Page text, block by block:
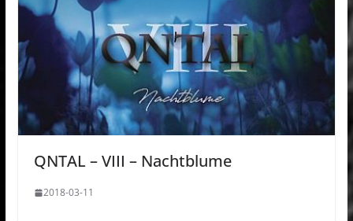
QNTAL – VIII – Nachtblume
2018-03-11